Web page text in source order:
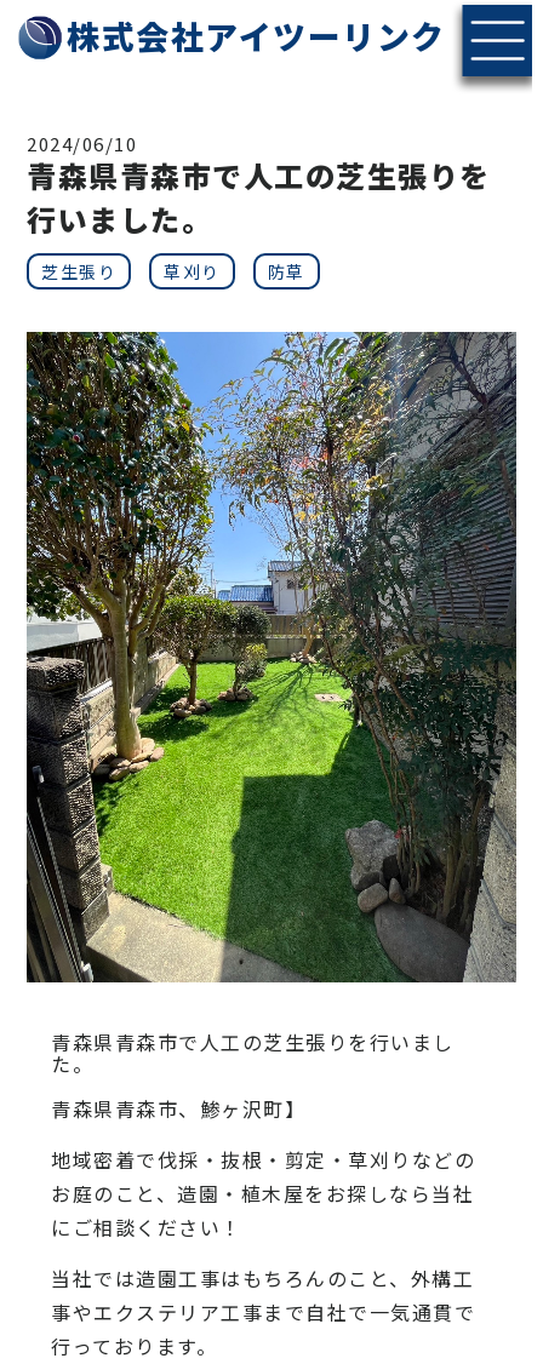
株式会社アイツーリンク
2024/06/10
青森県青森市で人工の芝生張りを
行いました。
芝生張り 草刈り 防草
青森県青森市で人工の芝生張りを行いまし
た。
青森県青森市、鯵ヶ沢町】
地域密着で伐採・抜根・剪定・草刈りなどの
お庭のこと、造園・植木屋をお探しなら当社
にご相談ください！
当社では造園工事はもちろんのこと、外構工
事やエクステリア工事まで自社で一気通貫で
行っております。